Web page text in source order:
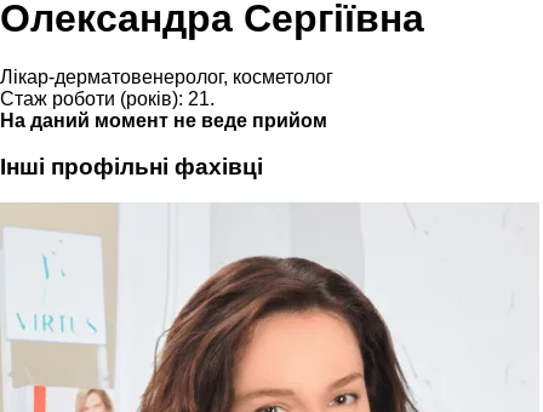
Олександра Сергіївна
Лікар-дерматовенеролог, косметолог
Стаж роботи (років): 21.
На даний момент не веде прийом
Інші профільні фахівці